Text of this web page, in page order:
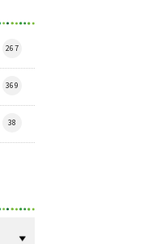
267
369
38